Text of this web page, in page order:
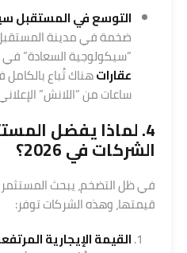
التوسع في المستقبل
ضخمة في مدينة
“سيكولوجية السعادة” في
عقارات
ساعات من “اللانش”
4. لماذا يفضل
الشركات في 2026؟
في ظل التضخم، يبحث المستثمر
قيمتها، وهذه الشركات توفر:
القيمة الإيجارية